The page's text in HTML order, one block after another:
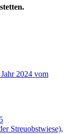
2024 vom
Streuobstwiese),